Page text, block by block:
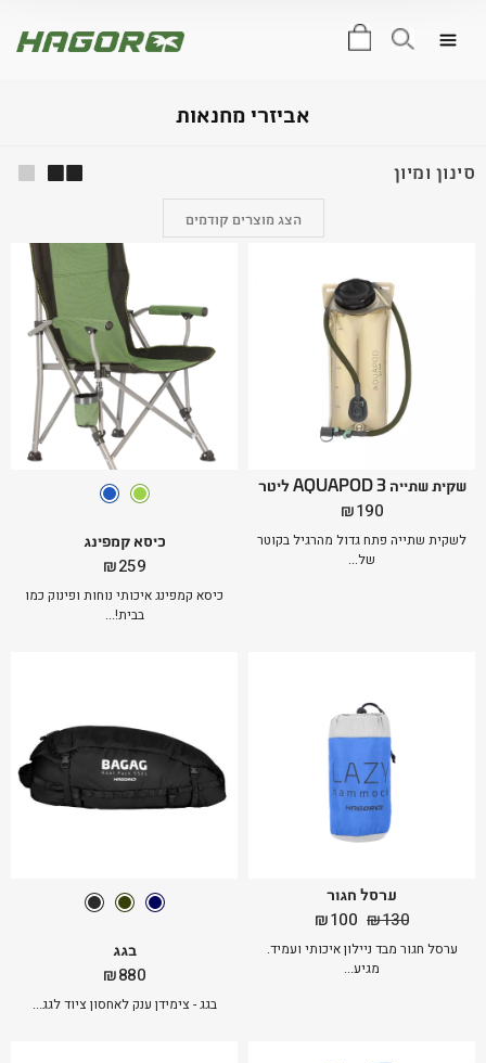
אביזרי מחנאות
סינון ומיון
הצג מוצרים קודמים
שקית שתייה AQUAPOD 3 ליטר
₪190
לשקית שתייה פתח גדול מהרגיל בקוטר
של...
כיסא קמפינג
₪259
כיסא קמפינג איכותי נוחות ופינוק כמו
בבית!...
ערסל חגור
₪130
המחיר
המקורי
היה:
₪100
הנוכחי
ערסל חגור מבד ניילון איכותי ועמיד.
מגיע...
בגג
₪880
בגג - צימידן ענק לאחסון ציוד לגג...